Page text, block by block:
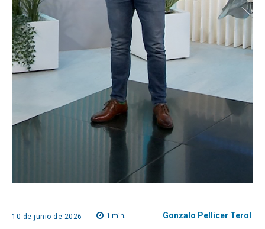
10 de junio de 2026 1 min. Gonzalo Pellicer Terol